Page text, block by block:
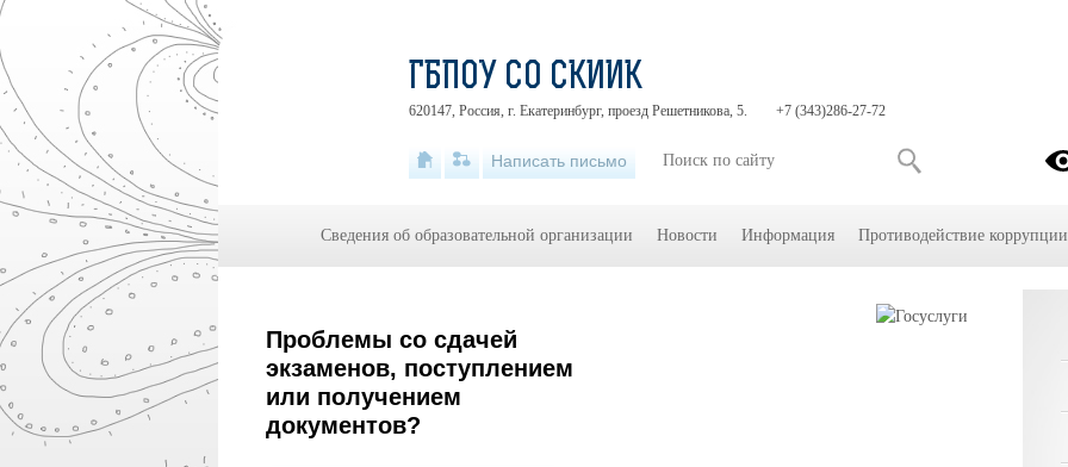
Проблемы со сдачей
экзаменов, поступлением
или получением
документов?
ГБПОУ СО СКИИК
620147, Россия, г. Екатеринбург, проезд Решетникова, 5. +7 (343)286-27-72
Написать письмо
Сведения об образовательной организации Новости Информация Противодействие коррупции